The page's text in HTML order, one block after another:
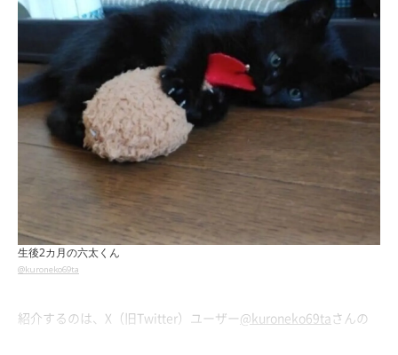
生後2カ月の六太くん
@kuroneko69ta
紹介するのは、X（旧Twitter）ユーザー@kuroneko69taさんの